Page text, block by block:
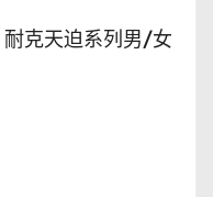
克天迫系列男/女